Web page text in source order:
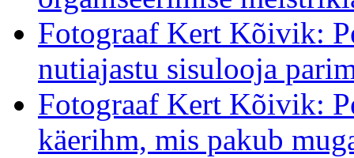
Fotograaf Kert Kõivik:
nutiajastu sisulooja
Fotograaf Kert Kõivik:
käerihm, mis pakub